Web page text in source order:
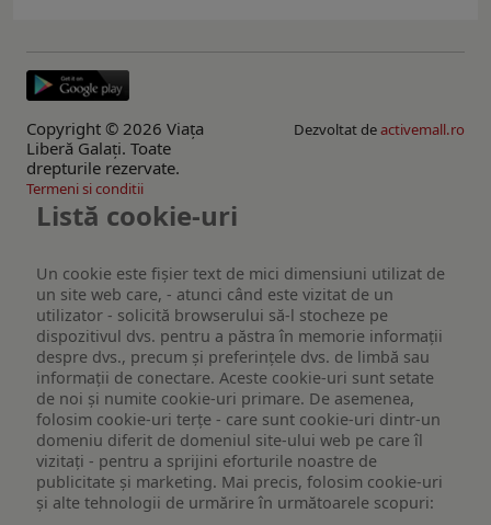
Copyright © 2026 Viaţa
Liberă Galaţi. Toate
drepturile rezervate.
Dezvoltat deactivemall.ro
Termeni si conditii
Listă cookie-uri
Un cookie este fişier text de mici dimensiuni utilizat de
un site web care, - atunci când este vizitat de un
utilizator - solicită browserului să-l stocheze pe
dispozitivul dvs. pentru a păstra în memorie informații
despre dvs., precum și preferințele dvs. de limbă sau
informații de conectare. Aceste cookie-uri sunt setate
de noi și numite cookie-uri primare. De asemenea,
folosim cookie-uri terțe - care sunt cookie-uri dintr-un
domeniu diferit de domeniul site-ului web pe care îl
vizitați - pentru a sprijini eforturile noastre de
publicitate și marketing. Mai precis, folosim cookie-uri
și alte tehnologii de urmărire în următoarele scopuri: